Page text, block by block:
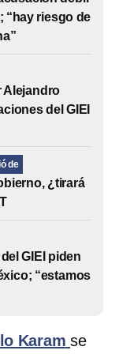
“hay riesgo de
Alejandro
del GIEI
de
¿tirará
GIEI piden
“estamos
Karam se